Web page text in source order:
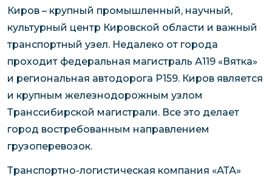
Киров – крупный промышленный, научный,
культурный центр Кировской области и важный
транспортный узел. Недалеко от города
проходит федеральная магистраль А119 «Вятка»
и региональная автодорога Р159. Киров является
и крупным железнодорожным узлом
Транссибирской магистрали. Все это делает
город востребованным направлением
грузоперевозок.
Транспортно-логистическая компания «АТА»